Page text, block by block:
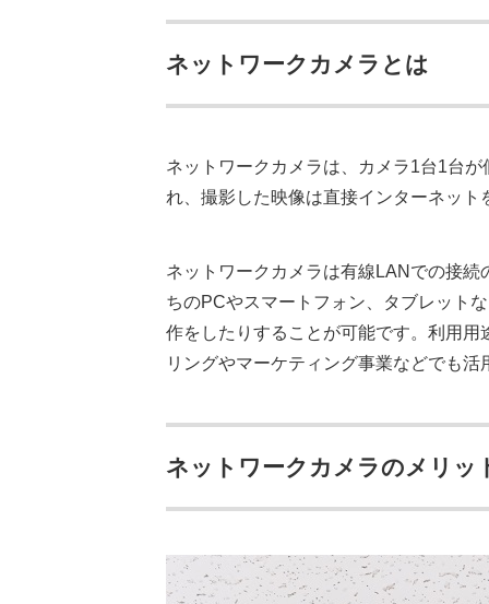
ネットワークカメラとは
ネットワークカメラは、カメラ1台1台
れ、撮影した映像は直接インターネッ
ネットワークカメラは有線LANでの接
ちのPCやスマートフォン、タブレット
作をしたりすることが可能です。利用
リングやマーケティング事業などでも活
ネットワークカメラのメリッ